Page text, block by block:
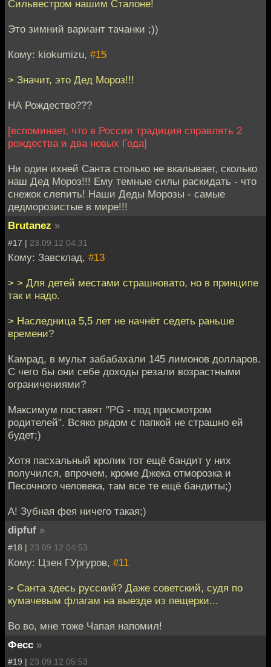
Сильвестром нашим Сталоне!
Это зимний вариант тачанки ;))
Кому: kiokumizu, #15
> Значит, это Дед Мороз!!!
НА Рождество???
[вспоминает, что в России традиция справлять 2
рождества и два новых Года]
Ни один ихней Санта столько не вкалывает, сколько
наш Дед Мороз!!! Ему темные силы раскидать - что
снежок слепить! Наши Деды Морозы - самые
дедморозистые в мире!!!
Brutanez »
#17 | 23.09.12 04:31
Кому: Завсклад, #13
> > Для детей местами страшновато, но в принципе
так и надо.
> Наследница 5,5 лет не начнёт седеть раньше
времени?
Камрад, в мульт забабахали 145 лимонов долларов.
С чего бы они себе доходы резали возрастными
ограничениями?
Максимум поставят "PG - под присмотром
родителей". Всяко рядом с папкой не страшно ей
будет;)
Хотя пасхальный кролик тот ещё бандит у них
получился, впрочем, кроме Джека отморозка и
Песочного человека, там все те ещё бандиты;)
А! Зубная фея ничего такая;)
dipfuf »
#18 | 23.09.12 04:53
Кому: Цзен ГУргуров, #11
> Санта здесь русский? Даже советский, судя по
кумачевым флагам на выезде из пещерки...
Во во, мне тоже Чапая напомил!
Фесс »
#19 | 23.09.12 05:53